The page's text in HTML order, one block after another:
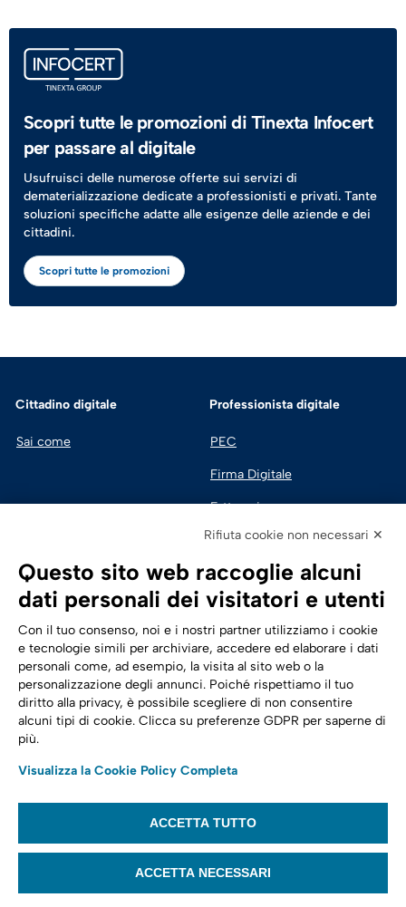
Scopri tutte le promozioni di Tinexta Infocert
per passare al digitale
Usufruisci delle numerose offerte sui servizi di
dematerializzazione dedicate a professionisti e privati. Tante
soluzioni specifiche adatte alle esigenze delle aziende e dei
cittadini.
Scopri tutte le promozioni
Cittadino digitale
Sai come
Professionista digitale
PEC
Firma Digitale
Fatturazione
Sicurezza Digitale
Cloud
Trasformazione digitale
Energia
Telecomunicazioni
Automotive
Seguici su:
© 2022,Tinexta Infocert S.p.A.– P.IVA 07945211006 – Cap. Sociale €
22.117.536 – REA RM 1064345 – Sede legale: Piazzale Flaminio 1/B, 00196 –
Rifiuta cookie non necessari ✕
Questo sito web raccoglie alcuni
dati personali dei visitatori e utenti
Con il tuo consenso, noi e i nostri partner utilizziamo i cookie
e tecnologie simili per archiviare, accedere ed elaborare i dati
personali come, ad esempio, la visita al sito web o la
personalizzazione degli annunci. Poiché rispettiamo il tuo
diritto alla privacy, è possibile scegliere di non consentire
alcuni tipi di cookie. Clicca su preferenze GDPR per saperne di
più.
Visualizza la Cookie Policy Completa
ACCETTA TUTTO
ACCETTA NECESSARI